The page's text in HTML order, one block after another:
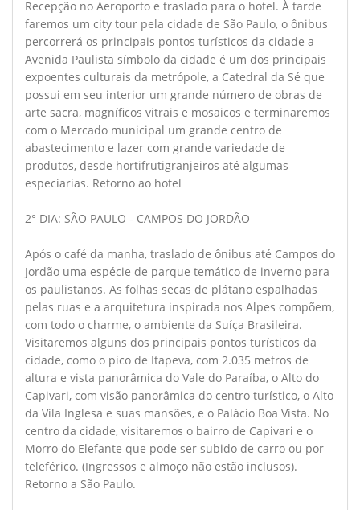
Recepção no Aeroporto e traslado para o hotel. À tarde
faremos um city tour pela cidade de São Paulo, o ônibus
percorrerá os principais pontos turísticos da cidade a
Avenida Paulista símbolo da cidade é um dos principais
expoentes culturais da metrópole, a Catedral da Sé que
possui em seu interior um grande número de obras de
arte sacra, magníficos vitrais e mosaicos e terminaremos
com o Mercado municipal um grande centro de
abastecimento e lazer com grande variedade de
produtos, desde hortifrutigranjeiros até algumas
especiarias. Retorno ao hotel
2° DIA: SÃO PAULO - CAMPOS DO JORDÃO
Após o café da manha, traslado de ônibus até Campos do
Jordão uma espécie de parque temático de inverno para
os paulistanos. As folhas secas de plátano espalhadas
pelas ruas e a arquitetura inspirada nos Alpes compõem,
com todo o charme, o ambiente da Suíça Brasileira.
Visitaremos alguns dos principais pontos turísticos da
cidade, como o pico de Itapeva, com 2.035 metros de
altura e vista panorâmica do Vale do Paraíba, o Alto do
Capivari, com visão panorâmica do centro turístico, o Alto
da Vila Inglesa e suas mansões, e o Palácio Boa Vista. No
centro da cidade, visitaremos o bairro de Capivari e o
Morro do Elefante que pode ser subido de carro ou por
teleférico. (Ingressos e almoço não estão inclusos).
Retorno a São Paulo.